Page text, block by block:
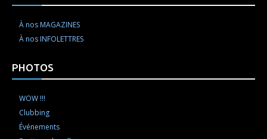
À nos MAGAZINES
À nos INFOLETTRES
PHOTOS
WOW !!!
Clubbing
Événements